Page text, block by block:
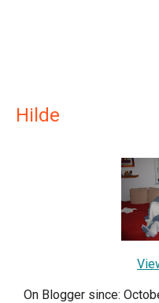
Hilde
On Blogger since: